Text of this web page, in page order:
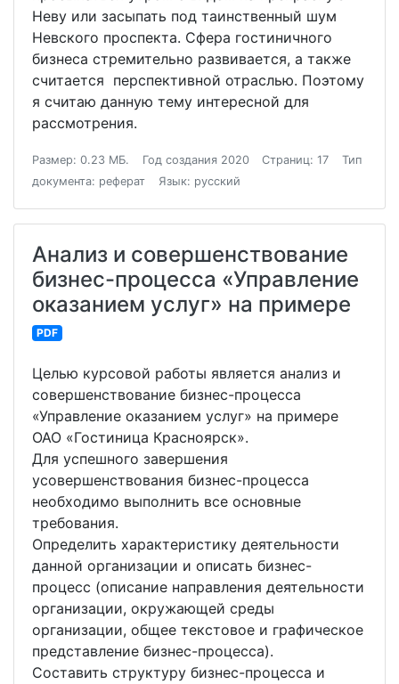
Неву или засыпать под таинственный шум
Невского проспекта. Сфера гостиничного
бизнеса стремительно развивается, а также
считается перспективной отраслью. Поэтому
я считаю данную тему интересной для
рассмотрения.
Размер: 0.23 МБ. Год создания 2020 Страниц: 17
Тип
документа: реферат
Язык: русский
Анализ и совершенствование
бизнес-процесса «Управление
оказанием услуг» на примере
PDF
Целью курсовой работы является анализ и
совершенствование бизнес-процесса
«Управление оказанием услуг» на примере
ОАО «Гостиница Красноярск».
Для успешного завершения
усовершенствования бизнес-процесса
необходимо выполнить все основные
требования.
Определить характеристику деятельности
данной организации и описать бизнес-
процесс (описание направления деятельности
организации, окружающей среды
организации, общее текстовое и графическое
представление бизнес-процесса).
Составить структуру бизнес-процесса и